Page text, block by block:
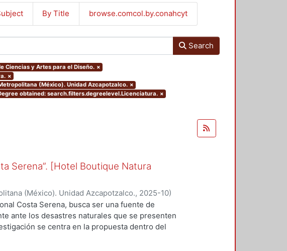
By Title browse.comcol.by.conahcyt
Search
Ciencias y Artes para el Diseño. ×
×
(México). Unidad Azcapotzalco. ×
obtained: search.filters.degreelevel.Licenciatura. ×
Serena”. [Hotel Boutique Natura
(México). Unidad Azcapotzalco., 2025-10)
Rojas, Arantza Lorelei;Silva Nuñez, Ximena
Costa Serena, busca ser una fuente de
ante los desastres naturales que se presenten
se centra en la propuesta dentro del
los cuales representan la materialización del